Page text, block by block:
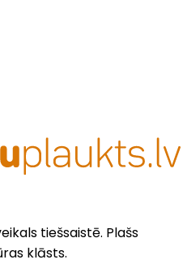
tiešsaistē. Plašs
klāsts.